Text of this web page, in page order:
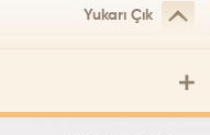
Yukarı Çık